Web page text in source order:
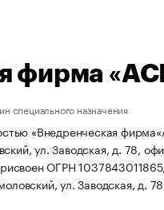
фирма
специального назначения
«Внедренческая
ул. Заводская, д. 78,
ОГРН
ул. Заводская, д.